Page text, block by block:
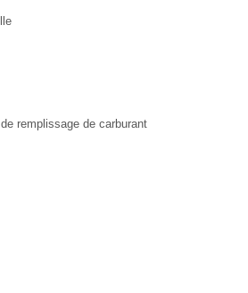
remplissage de carburant